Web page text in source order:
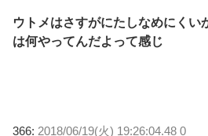
ウトメはさすがにたしなめにくい
は何やってんだよって感じ
366: 2018/06/19(火) 19:26:04.48 0